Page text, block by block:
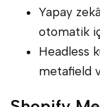
Yapay
otomatik
Headless
metafield